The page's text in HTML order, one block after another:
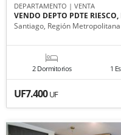
DEPARTAMENTO | VENTA
VENDO DEPTO PDTE
Santiago, Región
2 Dormitorios 1
UF7.400UF